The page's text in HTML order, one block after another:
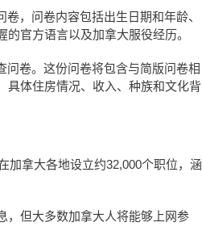
，问卷内容包括出生日期和年龄、
官方语言以及加拿大服役经历。
卷。这份问卷将包含与简版问卷相
具体住房情况、收入、种族和文化背
加拿大各地设立约32,000个职位，涵
，但大多数加拿大人将能够上网参